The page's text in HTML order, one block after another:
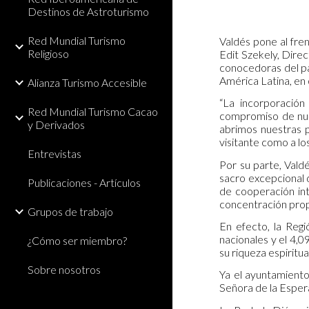
Destinos de Astroturismo
Red Mundial Turismo
Religioso
Alianza Turismo Accesible
Red Mundial Turismo Cacao
y Derivados
Entrevistas
Publicaciones - Artículos
Grupos de trabajo
¿Cómo ser miembro?
Sobre nosotros
Valdés pone al
Edit Szekely,
conocedoras del
América Latina,
“La
compromiso de
abrimos nuestras
visitante como a
Por su parte,
sacro excepcional
de cooperación
concentración
En efecto, la
nacionales y el
su riqueza
Ya el
Señora de la